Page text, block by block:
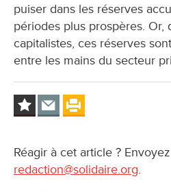
puiser dans les réserves
périodes plus prospères. Or,
capitalistes, ces réserves
entre les mains du secteur
Réagir à cet article ?
redaction@solidaire.org.